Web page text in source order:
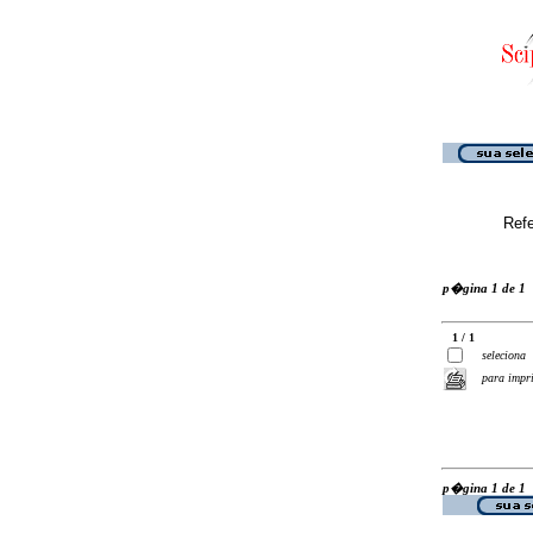
p�gina 1 de 1
1 / 1
seleciona
para
p�gina 1 de 1